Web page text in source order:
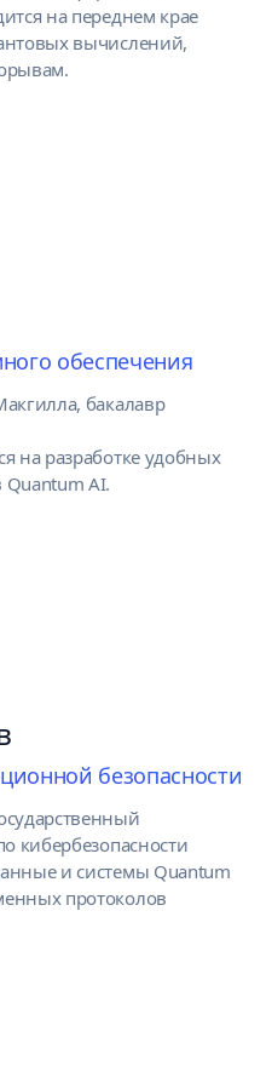
на переднем крае
вычислений,
обеспечения
бакалавр
на разработке удобных
Quantum AI.
безопасности
кибербезопасности
и системы Quantum
протоколов